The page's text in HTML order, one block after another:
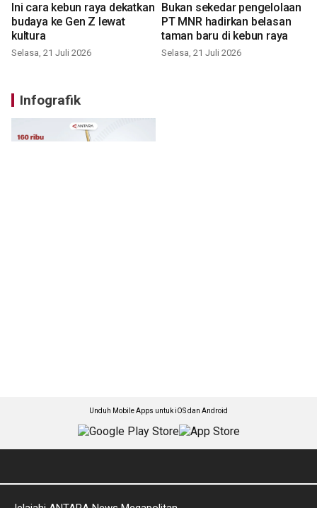
Ini cara kebun raya dekatkan
budaya ke Gen Z lewat
kultura
Selasa, 21 Juli 2026
Bukan sekedar pengelolaan
PT MNR hadirkan belasan
taman baru di kebun raya
Selasa, 21 Juli 2026
Infografik
Unduh Mobile Apps untuk iOS dan Android